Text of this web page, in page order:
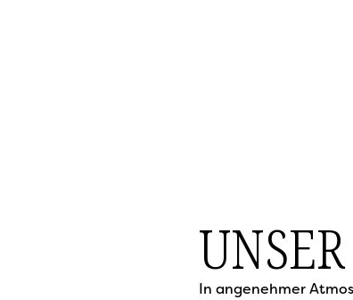
In angenehmer